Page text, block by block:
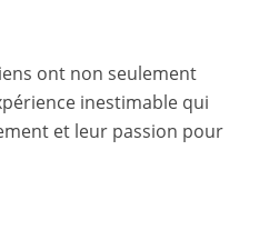
ont non seulement
inestimable qui
et leur passion pour